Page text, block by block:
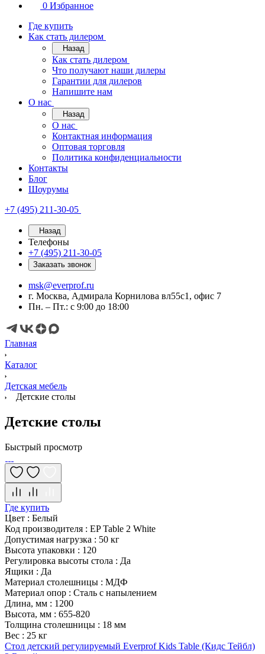
0 Избранное
Где купить
Как стать дилером
Назад
Как стать дилером
Что получают наши дилеры
Гарантии для дилеров
Напишите нам
О нас
Назад
О нас
Контактная информация
Оптовая торговля
Политика конфиденциальности
Контакты
Блог
Шоурумы
+7 (495) 211-30-05
Назад
Телефоны
+7 (495) 211-30-05
Заказать звонок
msk@everprof.ru
г. Москва, Адмирала Корнилова вл55с1, офис 7
Пн. – Пт.: с 9:00 до 18:00
Главная
Каталог
Детская мебель
Детские столы
Детские столы
Быстрый просмотр
Где купить
Цвет : Белый
Код производителя : EP Table 2 White
Допустимая нагрузка : 50 кг
Высота упаковки : 120
Регулировка высоты стола : Да
Ящики : Да
Материал столешницы : МДФ
Материал опор : Сталь с напылением
Длина, мм : 1200
Высота, мм : 655-820
Толщина столешницы : 18 мм
Вес : 25 кг
Стол детский регулируемый Everprof Kids Table (Кидс Тейбл)